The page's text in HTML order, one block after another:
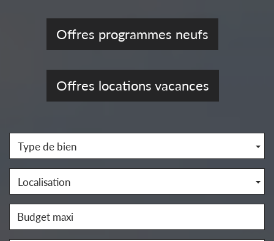
Offres programmes neufs
Offres locations vacances
Type de bien
Localisation